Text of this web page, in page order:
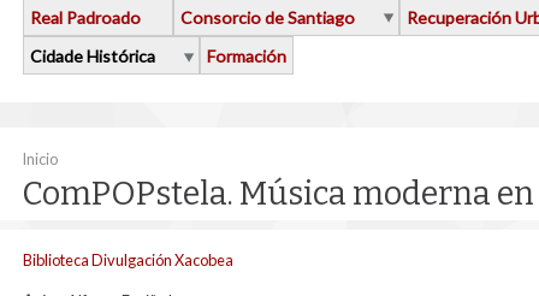
Real Padroado Consorcio de Santiago
Recuperación
Cidade Histórica
Formación
Vostede está aquí
Inicio
ComPOPstela. Música moderna
Biblioteca Divulgación Xacobea